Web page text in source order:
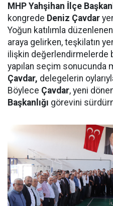
MHP Yahşihan İlçe
kongrede Deniz Çavdar
Yoğun katılımla
araya gelirken, teşkilatın
ilişkin değerlendirmelerde
yapılan seçim sonucunda
Çavdar, delegelerin
Böylece Çavdar, yeni
Başkanlığı görevini